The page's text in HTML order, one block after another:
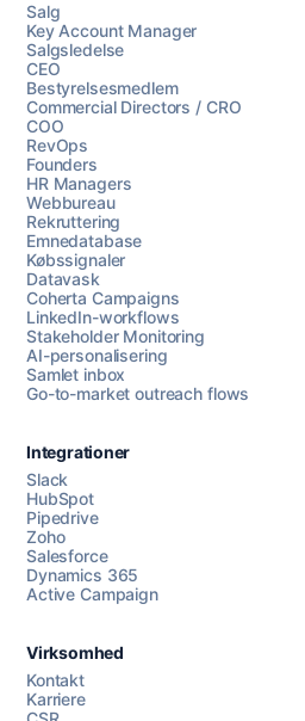
Chat med os
AI Campaign Assist
Salg
Key Account Manager
Salgsledelse
CEO
Bestyrelsesmedlem
Commercial Directors / CRO
COO
RevOps
Founders
HR Managers
Webbureau
Rekruttering
Emnedatabase
Købssignaler
Datavask
Coherta Campaigns
LinkedIn-workflows
Stakeholder Monitoring
AI-personalisering
Samlet inbox
Go-to-market outreach flows
Integrationer
Slack
HubSpot
Pipedrive
Zoho
Salesforce
Dynamics 365
Active Campaign
Virksomhed
Kontakt
Karriere